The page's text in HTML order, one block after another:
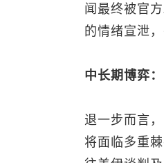
闻最终被官
的情绪宣泄
中长期博弈
退一步而言
将面临多重